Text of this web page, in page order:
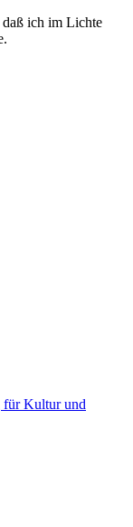
daß ich im Lichte